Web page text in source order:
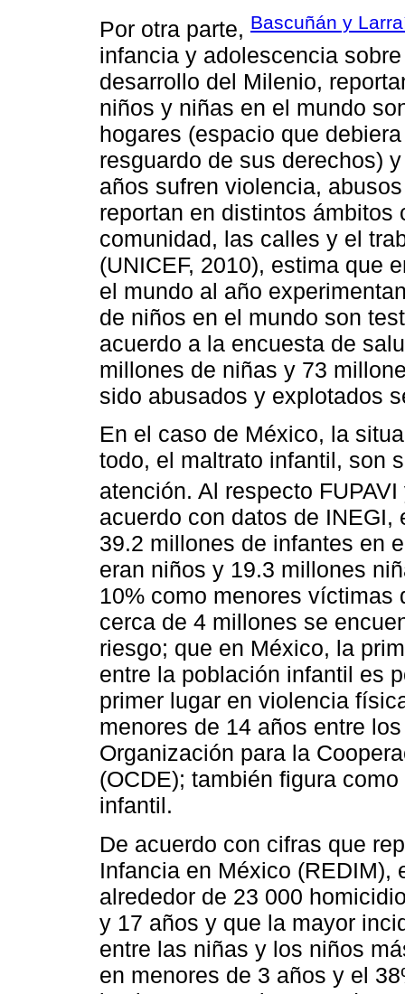
Por otra parte, Bascuñán y
infancia y adolescencia
desarrollo del Milenio,
niños y niñas en el mundo
hogares (espacio que
resguardo de sus derechos)
años sufren violencia,
reportan en distintos
comunidad, las calles y el
(UNICEF, 2010), estima que
el mundo al año
de niños en el mundo son
acuerdo a la encuesta de
millones de niñas y 73
sido abusados y explotados
En el caso de México, la
todo, el maltrato infantil, son
atención. Al respecto
acuerdo con datos de
39.2 millones de infantes en
eran niños y 19.3 millones
10% como menores víctimas
cerca de 4 millones se
riesgo; que en México, la
entre la población infantil es
primer lugar en violencia
menores de 14 años entre
Organización para la
(OCDE); también figura
infantil.
De acuerdo con cifras que
Infancia en México (REDIM),
alrededor de 23 000
y 17 años y que la mayor
entre las niñas y los niños
en menores de 3 años y el